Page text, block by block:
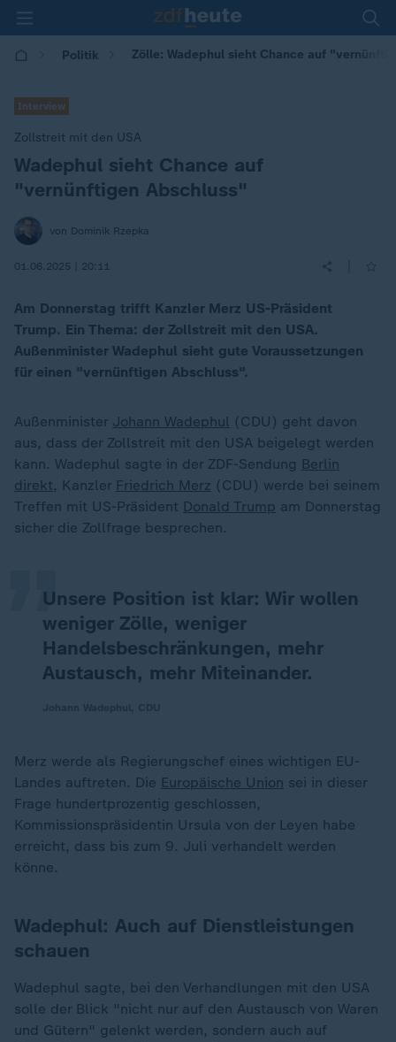
Politik Zölle: Wadephul sieht Chance auf
Interview
Zollstreit mit den USA
:
Wadephul sieht Chance auf
"vernünftigen Abschluss"
von Dominik Rzepka
01.06.2025 | 20:11
Am Donnerstag trifft Kanzler Merz US-Präsident
Trump. Ein Thema: der Zollstreit mit den USA.
Außenminister Wadephul sieht gute Voraussetzungen
für einen "vernünftigen Abschluss".
Außenminister Johann Wadephul (CDU) geht davon
aus, dass der Zollstreit mit den USA beigelegt werden
kann. Wadephul sagte in der ZDF-Sendung Berlin
direkt, Kanzler Friedrich Merz (CDU) werde bei seinem
Treffen mit US-Präsident Donald Trump am Donnerstag
sicher die Zollfrage besprechen.
Unsere Position ist klar: Wir wollen
weniger Zölle, weniger
Handelsbeschränkungen, mehr
Austausch, mehr Miteinander.
„
Merz werde als Regierungschef eines wichtigen EU-
Landes auftreten. Die Europäische Union sei in dieser
Frage hundertprozentig geschlossen,
Kommissionspräsidentin Ursula von der Leyen habe
erreicht, dass bis zum 9. Juli verhandelt werden
könne.
Wadephul: Auch auf Dienstleistungen
schauen
Wadephul sagte, bei den Verhandlungen mit den USA
solle der Blick "nicht nur auf den Austausch von Waren
und Gütern" gelenkt werden, sondern auch auf